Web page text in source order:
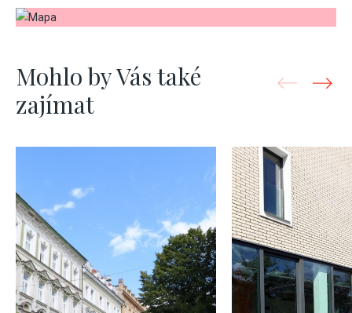
Mohlo by Vás také
zajímat